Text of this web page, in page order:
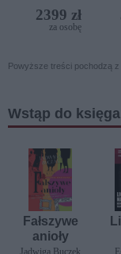
2399 zł
za osobę
Powyższe treści pochodzą z
Wstąp do
Fałszywe
anioły
Jadwiga Buczek